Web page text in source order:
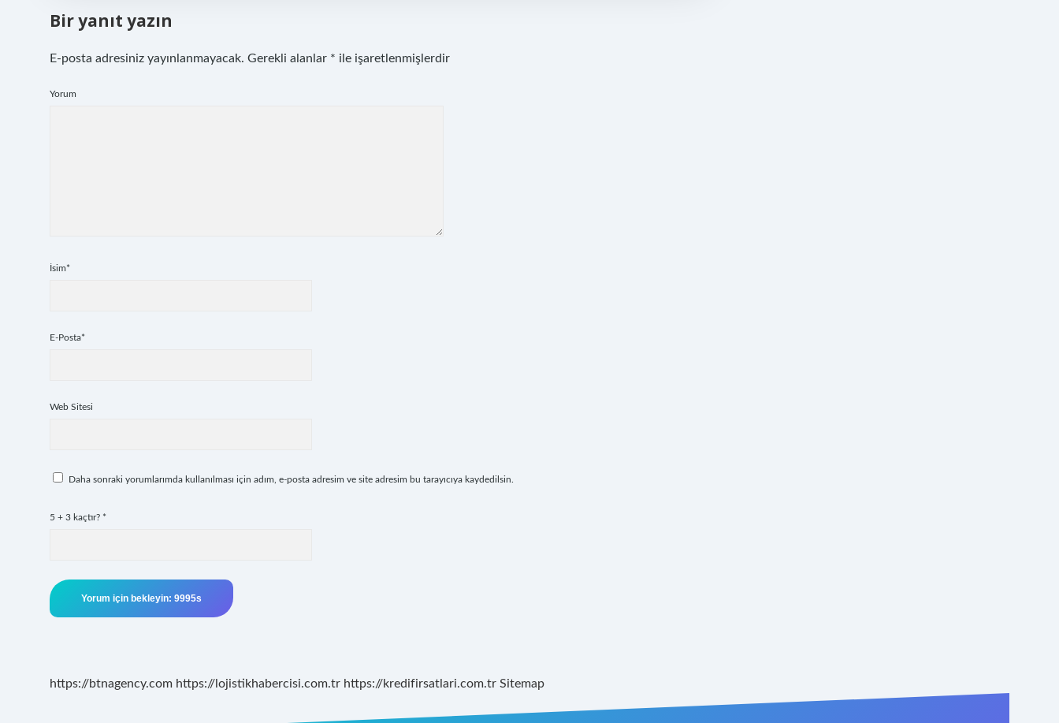
Bir yanıt yazın
E-posta adresiniz yayınlanmayacak. Gerekli alanlar * ile işaretlenmişlerdir
Yorum
İsim*
E-Posta*
Web Sitesi
Daha sonraki yorumlarımda kullanılması için adım, e-posta adresim ve site adresim bu tarayıcıya kaydedilsin.
5 + 3 kaçtır? *
https://btnagency.com https://lojistikhabercisi.com.tr https://kredifirsatlari.com.tr Sitemap